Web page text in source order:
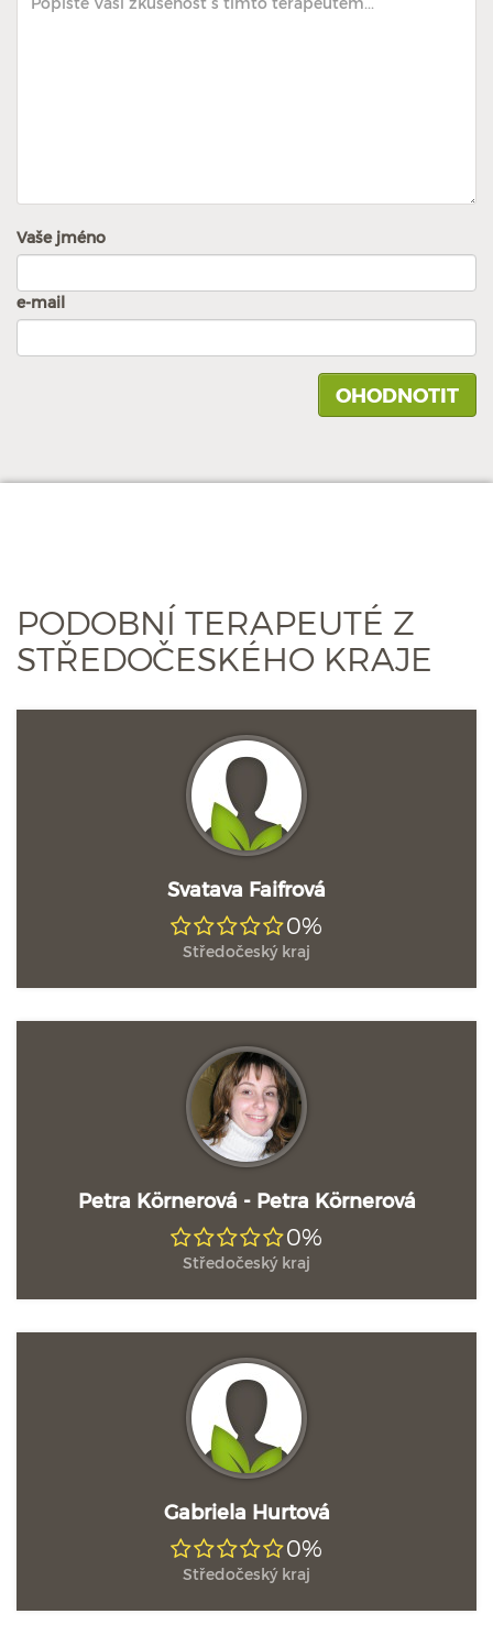
Vaše jméno
e-mail
PODOBNÍ TERAPEUTÉ Z
STŘEDOČESKÉHO KRAJE
Svatava Faifrová
0%
Středočeský kraj
Petra Körnerová - Petra Körnerová
0%
Středočeský kraj
Gabriela Hurtová
0%
Středočeský kraj